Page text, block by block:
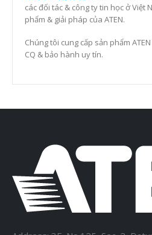
các đối tác & công ty tin học ở Việt
phẩm & giải pháp của ATEN.
Chúng tôi cung cấp sản phẩm
CQ & bảo hành uy tín.